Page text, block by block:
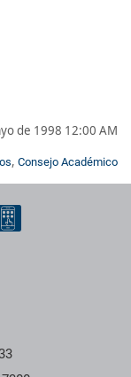
de 1998 12:00 AM
, Consejo Académico
redes sociales y